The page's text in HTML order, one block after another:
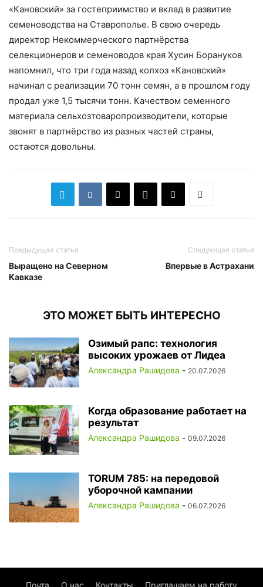
«Кановский» за гостеприимство и вклад в развитие
семеноводства на Ставрополье. В свою очередь
директор Некоммерческого партнёрства
селекционеров и семеноводов края Хусин Борануков
напомнил, что три года назад колхоз «Кановский»
начинал с реализации 70 тонн семян, а в прошлом году
продал уже 1,5 тысячи тонн. Качеством семенного
материала сельхозтоваропроизводители, которые
звонят в партнёрство из разных частей страны,
остаются довольны.
Предыдущая статья
Выращено на Северном
Кавказе
Следующая статья
Впервые в Астрахани
ЭТО МОЖЕТ БЫТЬ ИНТЕРЕСНО
Озимый рапс: технология
высоких урожаев от Лидеа
Александра Рашидова - 20.07.2026
Когда образование работает на
результат
Александра Рашидова - 09.07.2026
TORUM 785: на передовой
уборочной кампании
Александра Рашидова - 06.07.2026
Почта О нас Контакты Приглашаем на работу